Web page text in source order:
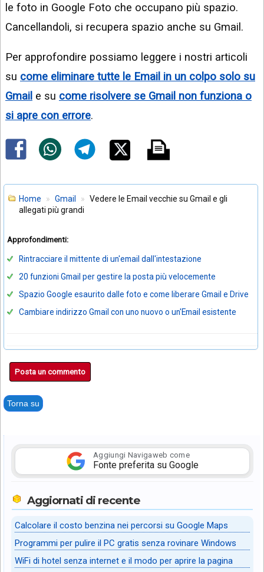
le foto in Google Foto che occupano più spazio.
Cancellandoli, si recupera spazio anche su Gmail.
Per approfondire possiamo leggere i nostri articoli
su come eliminare tutte le Email in un colpo solo su
Gmail e su come risolvere se Gmail non funziona o
si apre con errore.
Home Gmail
Vedere le Email vecchie su Gmail e gli
allegati più grandi
Approfondimenti:
Rintracciare il mittente di un'email dall'intestazione
20 funzioni Gmail per gestire la posta più velocemente
Spazio Google esaurito dalle foto e come liberare Gmail e Drive
Cambiare indirizzo Gmail con uno nuovo o un'Email esistente
Posta un commento
Torna su
Aggiungi Navigaweb come
Fonte preferita su Google
Aggiornati di recente
Calcolare il costo benzina nei percorsi su Google Maps
Programmi per pulire il PC gratis senza rovinare Windows
WiFi di hotel senza internet e il modo per aprire la pagina